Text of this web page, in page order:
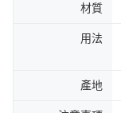
材質
用法
產地